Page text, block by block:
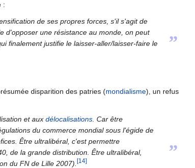
:
de ses propres forces, s'il s'agit de
d'opposer une résistance au monde, on peut
finalement justifie le laisser-aller/laisser-faire le
”
disparition des patries (mondialisme), un refus
et aux délocalisations . Car être
du commerce mondial sous l'égide de
Être ultralibéral, c'est permettre
de la grande distribution. Être ultralibéral,
du FN de Lille 2007). [14] ”